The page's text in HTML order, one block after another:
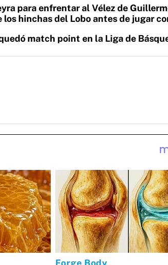
para enfrentar al Vélez de
hinchas del Lobo antes de jugar
match point en la Liga de